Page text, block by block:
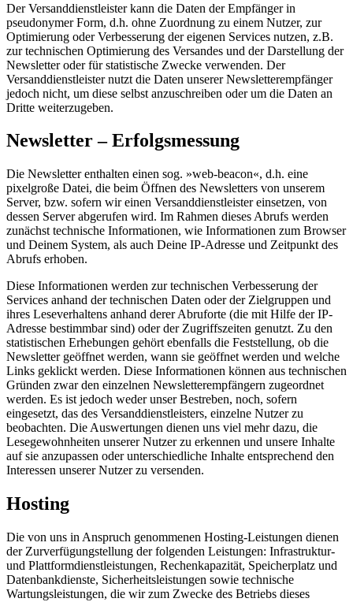
Der Versanddienstleister kann die Daten der Empfänger in
pseudonymer Form, d.h. ohne Zuordnung zu einem Nutzer, zur
Optimierung oder Verbesserung der eigenen Services nutzen, z.B.
zur technischen Optimierung des Versandes und der Darstellung der
Newsletter oder für statistische Zwecke verwenden. Der
Versanddienstleister nutzt die Daten unserer Newsletterempfänger
jedoch nicht, um diese selbst anzuschreiben oder um die Daten an
Dritte weiterzugeben.
Newsletter – Erfolgsmessung
Die Newsletter enthalten einen sog. »web-beacon«, d.h. eine
pixelgroße Datei, die beim Öffnen des Newsletters von unserem
Server, bzw. sofern wir einen Versanddienstleister einsetzen, von
dessen Server abgerufen wird. Im Rahmen dieses Abrufs werden
zunächst technische Informationen, wie Informationen zum Browser
und Deinem System, als auch Deine IP-Adresse und Zeitpunkt des
Abrufs erhoben.
Diese Informationen werden zur technischen Verbesserung der
Services anhand der technischen Daten oder der Zielgruppen und
ihres Leseverhaltens anhand derer Abruforte (die mit Hilfe der IP-
Adresse bestimmbar sind) oder der Zugriffszeiten genutzt. Zu den
statistischen Erhebungen gehört ebenfalls die Feststellung, ob die
Newsletter geöffnet werden, wann sie geöffnet werden und welche
Links geklickt werden. Diese Informationen können aus technischen
Gründen zwar den einzelnen Newsletterempfängern zugeordnet
werden. Es ist jedoch weder unser Bestreben, noch, sofern
eingesetzt, das des Versanddienstleisters, einzelne Nutzer zu
beobachten. Die Auswertungen dienen uns viel mehr dazu, die
Lesegewohnheiten unserer Nutzer zu erkennen und unsere Inhalte
auf sie anzupassen oder unterschiedliche Inhalte entsprechend den
Interessen unserer Nutzer zu versenden.
Hosting
Die von uns in Anspruch genommenen Hosting-Leistungen dienen
der Zurverfügungstellung der folgenden Leistungen: Infrastruktur-
und Plattformdienstleistungen, Rechenkapazität, Speicherplatz und
Datenbankdienste, Sicherheitsleistungen sowie technische
Wartungsleistungen, die wir zum Zwecke des Betriebs dieses